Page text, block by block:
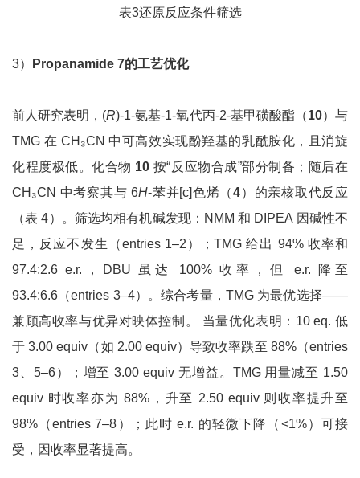
表3还原反应条件筛选
3） Propanamide 7的工艺优化
前人研究表明，(R)-1-氨基-1-氧代丙-2-基甲磺酸酯（10）与
TMG 在 CH₃CN 中可高效实现酚羟基的乳酰胺化，且消旋
化程度极低。化合物 10 按“反应物合成”部分制备；随后在
CH₃CN 中考察其与 6H-苯并[c]色烯（4）的亲核取代反应
（表 4）。筛选均相有机碱发现：NMM 和 DIPEA 因碱性不
足，反应不发生（entries 1–2）；TMG 给出 94% 收率和
97.4:2.6 e.r.，DBU 虽达 100% 收率，但 e.r. 降至
93.4:6.6（entries 3–4）。综合考量，TMG 为最优选择——
兼顾高收率与优异对映体控制。 当量优化表明：10 eq. 低
于 3.00 equiv（如 2.00 equiv）导致收率跌至 88%（entries
3、5–6）；增至 3.00 equiv 无增益。TMG 用量减至 1.50
equiv 时收率亦为 88%，升至 2.50 equiv 则收率提升至
98%（entries 7–8）；此时 e.r. 的轻微下降（<1%）可接
受，因收率显著提高。